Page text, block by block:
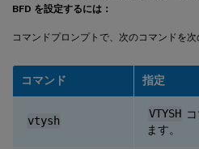
BFD を設定するには：
コマンドプロンプトで、次のコマンドを次
コマンド 指定
vtysh
VTYSH
ます。